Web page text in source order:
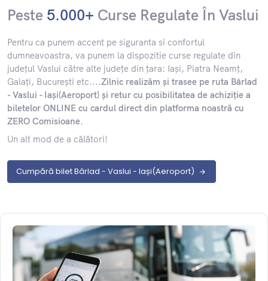
Peste 5.000+ Curse Regulate În Vaslui
​Pentru ca punem accent pe siguranta si confortul
dumneavoastra, va punem la dispozitie curse regulate din
județul Vaslui către alte județe din țara: Iași, Piatra Neamț,
Galați, București etc....Zilnic realizăm și trasee pe ruta Bârlad
- Vaslui - Iași(Aeroport) și retur cu posibilitatea de achiziție a
biletelor ONLINE cu cardul direct din platforma noastră cu
ZERO Comisioane.
Un alt mod de a călători!
Cumpără bilet Bârlad - Vaslui - Iași(Aeroport)